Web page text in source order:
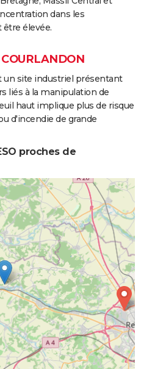
dans les
élevée.
un site industriel présentant
liés à la manipulation de
haut implique plus de risque
d'incendie de grande
proches de